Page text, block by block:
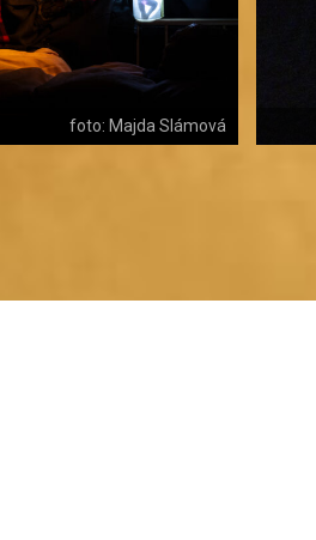
foto: Majda Slámová